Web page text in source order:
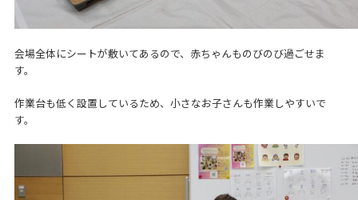
会場全体にシートが敷いてあるので、赤ちゃんものびのび過ごせま
す。
作業台も低く設置しているため、小さなお子さんも作業しやすいで
す。